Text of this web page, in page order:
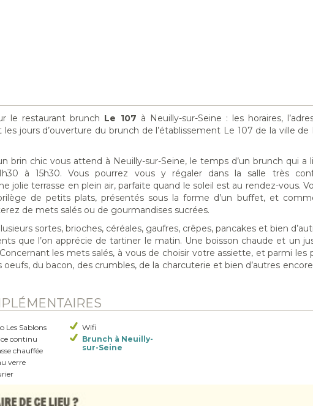
le restaurant brunch Le 107 à Neuilly-sur-Seine : les horaires,
les jours d’ouverture du brunch de l’établissement Le 107 de la ville de
brin chic vous attend à Neuilly-sur-Seine, le temps d’un brunch qui a
à 15h30. Vous pourrez vous y régaler dans la salle très
jolie terrasse en plein air, parfaite quand le soleil est au rendez-vous.
de petits plats, présentés sous la forme d’un buffet, et
de mets salés ou de gourmandises sucrées.
sortes, brioches, céréales, gaufres, crêpes, pancakes et bien
que l’on apprécie de tartiner le matin. Une boisson chaude et un
les mets salés, à vous de choisir votre assiette, et parmi les
du bacon, des crumbles, de la charcuterie et bien d’autres
Les Sablons
continu
chauffée
verre
Wifi
Brunch à Neuilly-
sur-Seine